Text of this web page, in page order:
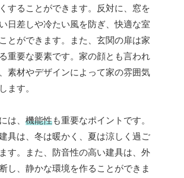
することができます。反対に、窓を
日差しや冷たい風を防ぎ、快適な室
とができます。また、玄関の扉は家
重要な要素です。家の顔とも言われ
素材やデザインによって家の雰囲気
ます。
は、 機能性も重要なポイントです。
具は、冬は暖かく、夏は涼しく過ご
す。また、防音性の高い建具は、外
し、静かな環境を作ることができま